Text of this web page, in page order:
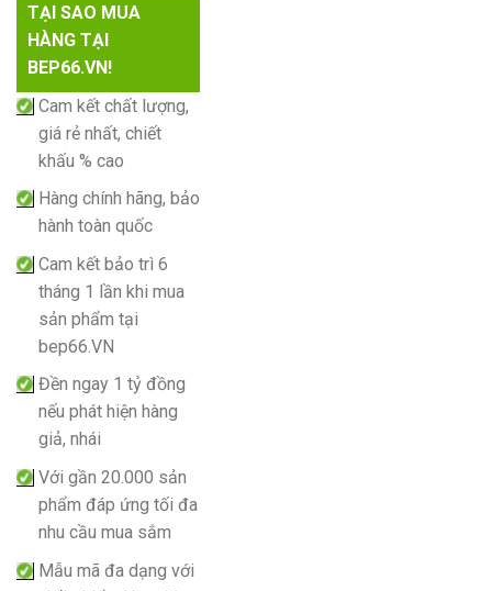
TẠI SAO MUA
HÀNG TẠI
BEP66.VN!
Cam kết chất lượng,
giá rẻ nhất, chiết
khấu % cao
Hàng chính hãng, bảo
hành toàn quốc
Cam kết bảo trì 6
tháng 1 lần khi mua
sản phẩm tại
bep66.VN
Đền ngay 1 tỷ đồng
nếu phát hiện hàng
giả, nhái
Với gần 20.000 sản
phẩm đáp ứng tối đa
nhu cầu mua sắm
Mẫu mã đa dạng với